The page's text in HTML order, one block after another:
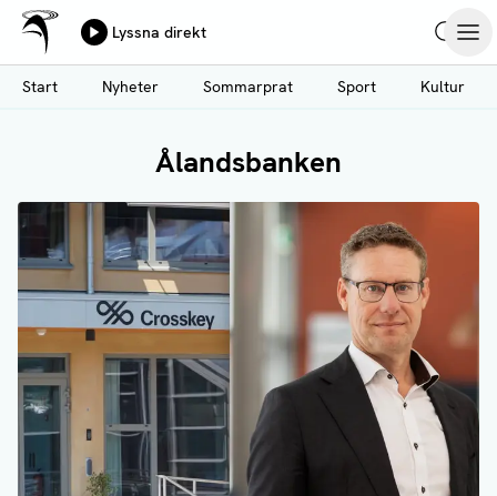
Hoppa
till
huvudinnehåll
Ålands Radio & TV
Lyssna direkt
Start
Nyheter Sommarprat Sport Kultur
Ålandsbanken